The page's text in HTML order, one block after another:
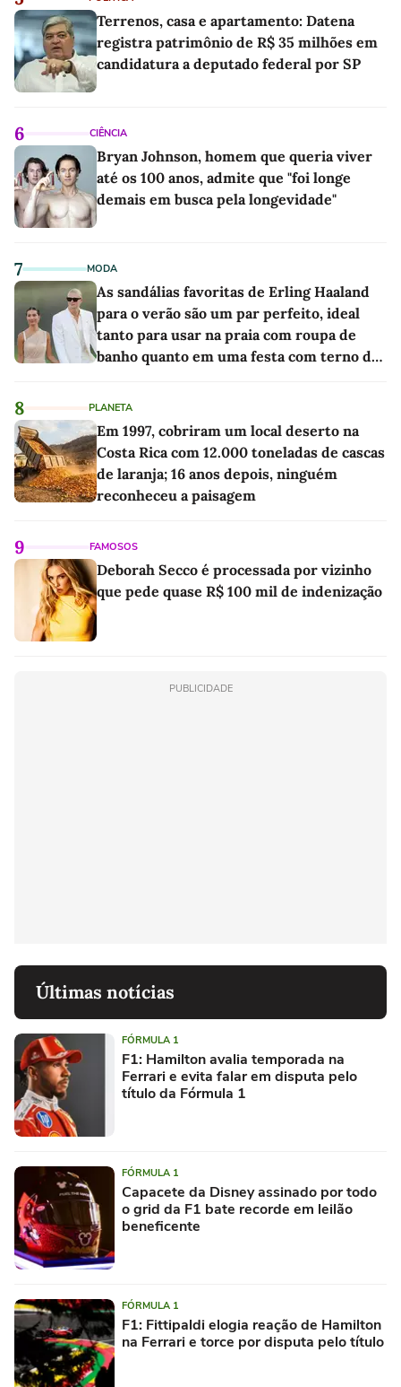
Terrenos, casa e apartamento: Datena
registra patrimônio de R$ 35 milhões em
candidatura a deputado federal por SP
6 CIÊNCIA
Bryan Johnson, homem que queria viver
até os 100 anos, admite que "foi longe
demais em busca pela longevidade"
7 MODA
As sandálias favoritas de Erling Haaland
para o verão são um par perfeito, ideal
tanto para usar na praia com roupa de
banho quanto em uma festa com terno de
8 PLANETA
Em 1997, cobriram um local deserto na
Costa Rica com 12.000 toneladas de cascas
de laranja; 16 anos depois, ninguém
reconheceu a paisagem
9 FAMOSOS
Deborah Secco é processada por vizinho
que pede quase R$ 100 mil de indenização
PUBLICIDADE
Últimas notícias
FÓRMULA 1
F1: Hamilton avalia temporada na
Ferrari e evita falar em disputa pelo
título da Fórmula 1
FÓRMULA 1
Capacete da Disney assinado por todo
o grid da F1 bate recorde em leilão
beneficente
FÓRMULA 1
F1: Fittipaldi elogia reação de Hamilton
na Ferrari e torce por disputa pelo título